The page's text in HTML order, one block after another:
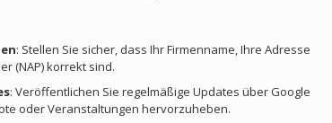
: Stellen Sie sicher, dass Ihr Firmenname, Ihre Adresse
(NAP) korrekt sind.
: Veröffentlichen Sie regelmäßige Updates über Google
oder Veranstaltungen hervorzuheben.